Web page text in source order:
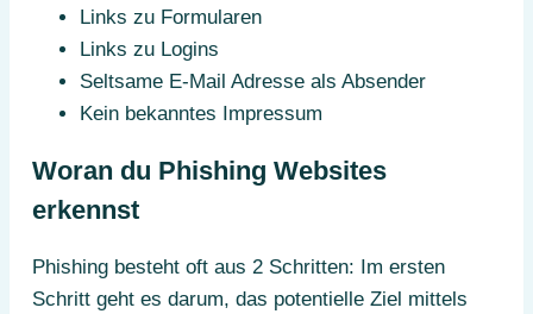
Links zu Formularen
Links zu Logins
Seltsame E-Mail Adresse als Absender
Kein bekanntes Impressum
Woran du Phishing Websites
erkennst
Phishing besteht oft aus 2 Schritten: Im ersten
Schritt geht es darum, das potentielle Ziel mittels